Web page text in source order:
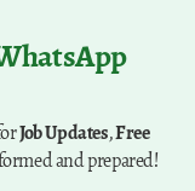
Job Updates,Free
and prepared!